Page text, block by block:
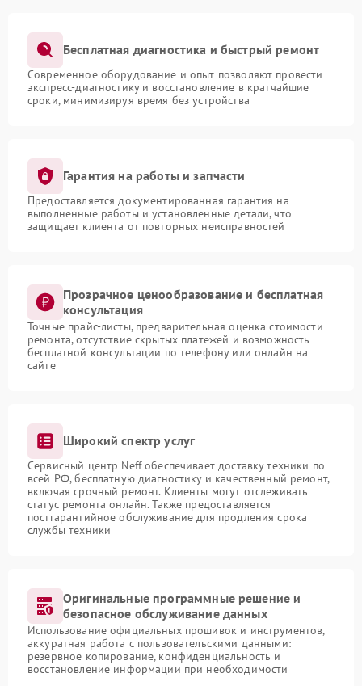
Бесплатная диагностика и быстрый ремонт
Современное оборудование и опыт позволяют провести
экспресс-диагностику и восстановление в кратчайшие
сроки, минимизируя время без устройства
Гарантия на работы и запчасти
Предоставляется документированная гарантия на
выполненные работы и установленные детали, что
защищает клиента от повторных неисправностей
Прозрачное ценообразование и бесплатная
консультация
Точные прайс-листы, предварительная оценка стоимости
ремонта, отсутствие скрытых платежей и возможность
бесплатной консультации по телефону или онлайн на
сайте
Широкий спектр услуг
Сервисный центр Neff обеспечивает доставку техники по
всей РФ, бесплатную диагностику и качественный ремонт,
включая срочный ремонт. Клиенты могут отслеживать
статус ремонта онлайн. Также предоставляется
постгарантийное обслуживание для продления срока
службы техники
Оригинальные программные решение и
безопасное обслуживание данных
Использование официальных прошивок и инструментов,
аккуратная работа с пользовательскими данными:
резервное копирование, конфиденциальность и
восстановление информации при необходимости